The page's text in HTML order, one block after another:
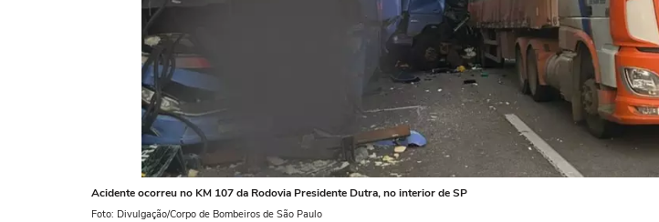
Acidente ocorreu no KM 107 da Rodovia Presidente Dutra, no interior de SP
Foto: Divulgação/Corpo de Bombeiros de São Paulo